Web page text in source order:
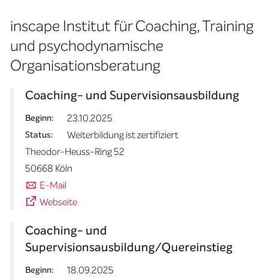
inscape Institut für Coaching, Training
und psychodynamische
Organisationsberatung
Coaching- und Supervisionsausbildung
Beginn: 23.10.2025
Status:
Weiterbildung ist zertifiziert
Theodor-Heuss-Ring 52
50668 Köln
E-Mail
Webseite
Coaching- und
Supervisionsausbildung/Quereinstieg
Beginn: 18.09.2025